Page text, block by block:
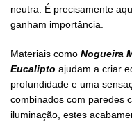
neutra. É precisamente
ganham importância.
Materiais como Nogueira
Eucalipto ajudam a criar
profundidade e uma
combinados com paredes
iluminação, estes